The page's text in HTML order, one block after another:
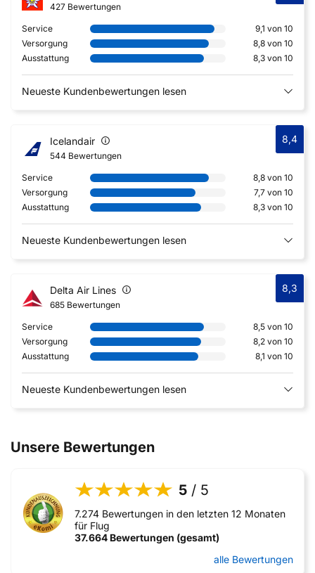
427 Bewertungen
Service
9,1 von 10
Versorgung
8,8 von 10
Ausstattung
8,3 von 10
Neueste Kundenbewertungen lesen
Icelandair
544 Bewertungen
8,4
Service
8,8 von 10
Versorgung
7,7 von 10
Ausstattung
8,3 von 10
Neueste Kundenbewertungen lesen
Delta Air Lines
685 Bewertungen
8,3
Service
8,5 von 10
Versorgung
8,2 von 10
Ausstattung
8,1 von 10
Neueste Kundenbewertungen lesen
Unsere Bewertungen
5 / 5
7.274 Bewertungen in den letzten 12 Monaten
für Flug
37.664 Bewertungen (gesamt)
alle Bewertungen